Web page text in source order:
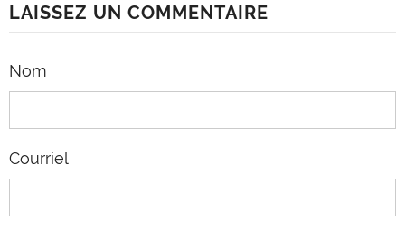
LAISSEZ UN COMMENTAIRE
Nom
Courriel